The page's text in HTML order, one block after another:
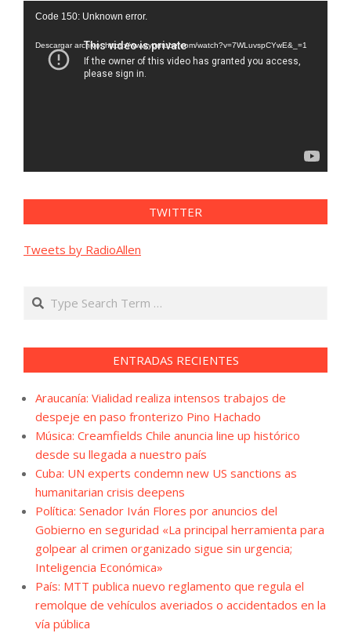
Reproductor
vídeo
Code 150: Unknown error.
Descargar archivo: https://www.youtube.com/watch?v=7WLuvspCYwE&_=1
TWITTER
Tweets by RadioAllen
Search
ENTRADAS RECIENTES
Araucanía: Vialidad realiza intensos trabajos de
despeje en paso fronterizo Pino Hachado
Música: Creamfields Chile anuncia line up histórico
desde su llegada a nuestro país
Cuba: UN experts condemn new US sanctions as
humanitarian crisis deepens
Política: Senador Iván Flores por anuncios del
Gobierno en seguridad «La principal herramienta para
golpear al crimen organizado sigue sin urgencia;
Inteligencia Económica»
País: MTT publica nuevo reglamento que regula el
remolque de vehículos averiados o accidentados en la
vía pública